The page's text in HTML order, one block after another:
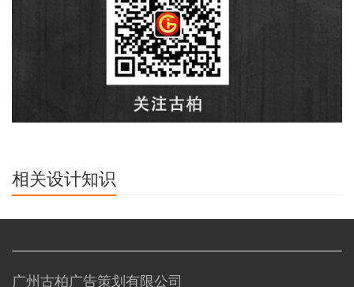
相关设计知识
广州古柏广告策划有限公司